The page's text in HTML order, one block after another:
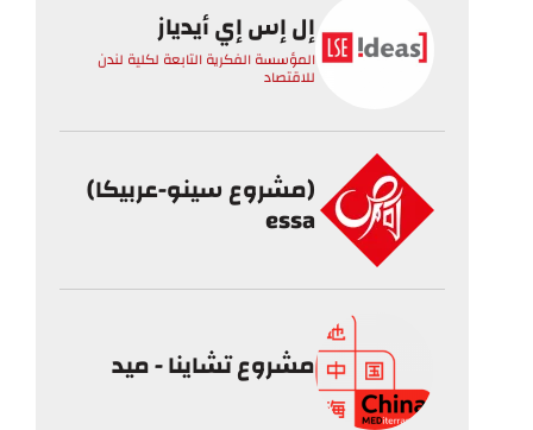
إل إس إي أيدياز
المؤسسة الفكرية التابعة لكلية لندن
للاقتصاد
(مشروع سينو-عربيكا)
essa
مشروع تشاينا - ميد